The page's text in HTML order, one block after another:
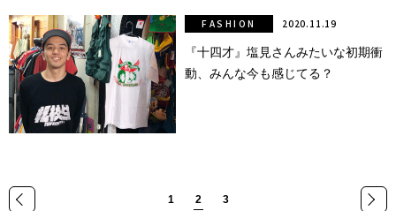
『⼗四才』塩⾒さんみたいな初期衝
動、みんな今も感じてる？
FASHION 2020.11.19
« 1 2 3 »